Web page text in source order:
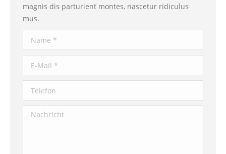
magnis dis parturient montes, nascetur ridiculus
mus.
Name *
E-Mail *
Telefon
Nachricht